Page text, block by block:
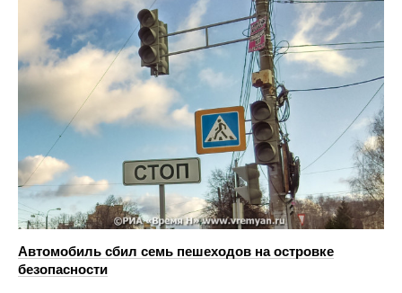
Автомобиль сбил семь пешеходов на островке
безопасности